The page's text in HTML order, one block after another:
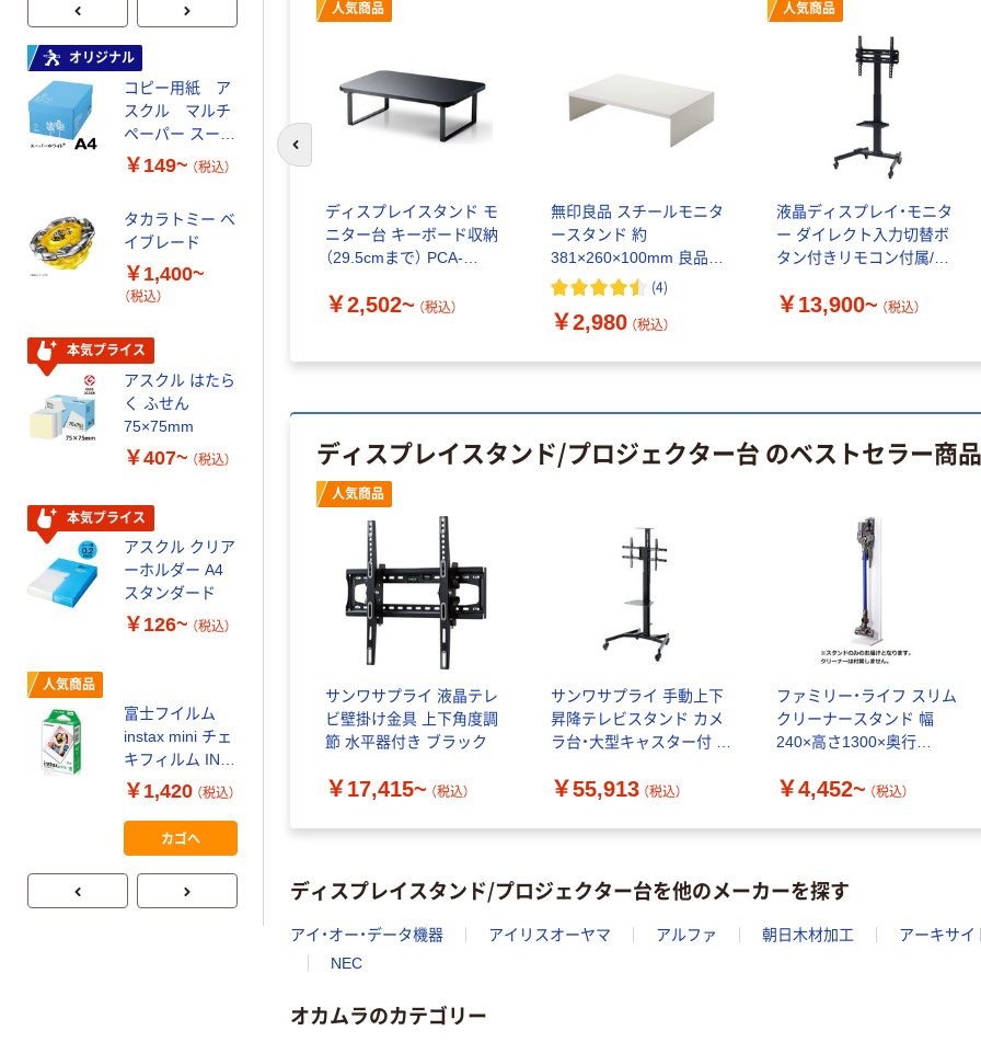
チ対応
人気商品
ディスプレイスタンド モ
ニター台 キーボード収納
（29.5cmまで） PCA-
￥2,502~ （税込）
無印良品 スチールモニタ
ースタンド 約
381×260×100mm 良品計
画
(4)
￥2,980 （税込）
人気商品
液晶ディスプレイ・モニタ
ー ダイレクト入力切替ボ
タン付きリモコン付属/キ
タンド YAMAZEN
￥13,900~ （税込）
ディスプレイスタンド/プロジェクター台 のベストセラー商品
人気商品
サンワサプライ 液晶テレ
ビ壁掛け金具 上下角度調
節 水平器付き ブラック
￥17,415~ （税込）
サンワサプライ 手動上下
昇降テレビスタンド カメ
ラ台・大型キャスター付 ブ
（直送品）
￥55,913 （税込）
ファミリー・ライフ スリム
クリーナースタンド 幅
240×高さ1300×奥行
￥4,452~ （税込）
ディスプレイスタンド/プロジェクター台を他のメーカーを探す
アイ・オー・データ機器 アイリスオーヤマ アルファ 朝日木材加工
アーキサイ
NEC
オカムラのカテゴリー
オリジナル
コピー用紙 ア
スクル マルチ
ペーパー スーパ
ーホワイト+
￥149~ （税込）
タカラトミー ベ
イブレード
￥1,400~
（税込）
本気プライス
アスクル はたら
く ふせん
75×75mm
￥407~ （税込）
本気プライス
アスクル クリア
ーホルダー A4
スタンダード
￥126~ （税込）
人気商品
富士フイルム
instax mini チェ
キフィルム INS
MINI JP1 1パッ
ク（10枚入り）
￥1,420 （税込）
カゴへ
ゴミ袋 エコノミ
ータイプ 乳白半
透明 高密度タイ
配合
オリジナル
乾電池 単3
電池 北欧パッ
パー ボックス
150組 5箱入 ア
スクル スマート
コンパクト ビ
ビッド PEFC認
証
￥328~
オリジナル
コピー用紙 マ
ルチペーパー
スーパーエコノ
ミー+
￥149~ （税込）
本気プライス
アスクル はたら
く ふせん
50×15mm
￥386~
【ガムテープ】ア
スクル 現場のチ
本気プライス
トイレットペー
パー ダブル60
ｍ 再生紙
100% 6ロール
芯あり FSC認
￥460~ （税込）
形 アルカリ乾
電池 北欧パッ
アスクルオリジ
ナル ラミネー
トフィルム A4
サイズ
￥458~
本気プライス
ペーパータオル
中判 再生紙
100％ 200枚
￥149~
テープ
￥358~ （税込）
オリジナル
サントリー 伊右
ぞ。」 緑茶
チックグローブ
粉なし（パウダ
ープ 大巻
￥124~
本気プライス
大塚製薬工場
経口補水液 オー
エスワン（OS-1）